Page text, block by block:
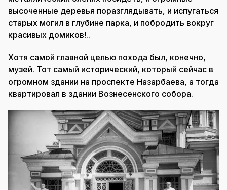
высоченные деревья поразглядывать, и испугаться
старых могил в глубине парка, и побродить вокруг
красивых домиков!..
Хотя самой главной целью похода был, конечно,
музей. Тот самый исторический, который сейчас в
огромном здании на проспекте Назарбаева, а тогда
квартировал в здании Вознесенского собора.